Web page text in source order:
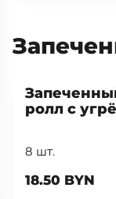
ролл с
8 шт.
18.50 BYN